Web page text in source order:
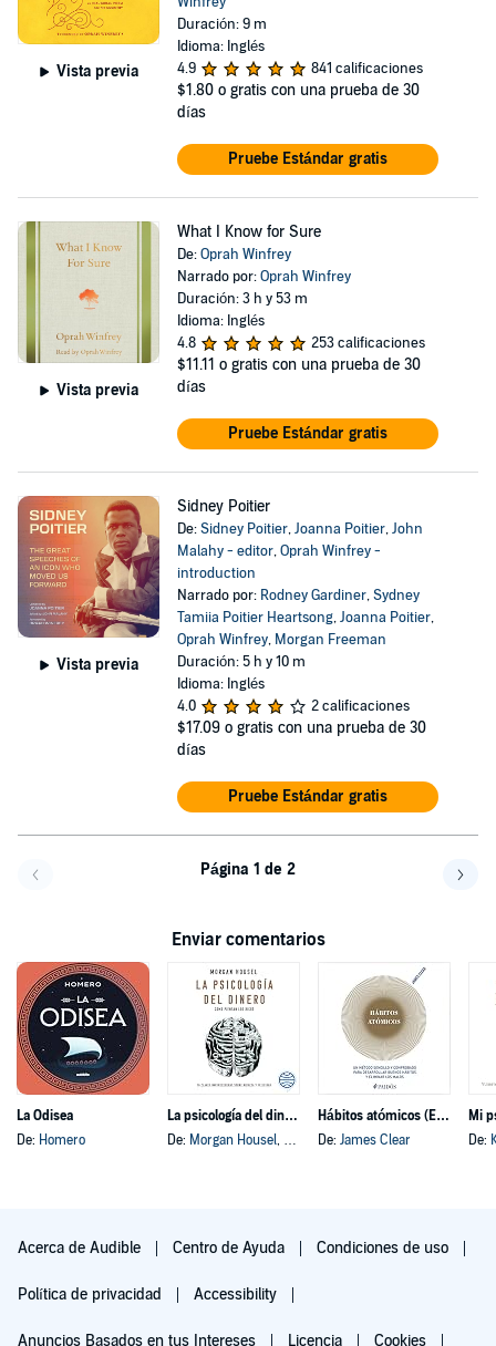
Vista previa
Duración: 9 m
Idioma: Inglés
4.9
841 calificaciones
$1.80 o gratis con una prueba de 30
días
Pruebe Estándar gratis
Vista previa
What I Know for Sure
De:Oprah Winfrey
Narrado por:Oprah Winfrey
Duración: 3 h y 53 m
Idioma: Inglés
4.8
253 calificaciones
$11.11 o gratis con una prueba de 30
días
Pruebe Estándar gratis
Vista previa
Sidney Poitier
De:Sidney Poitier,Joanna Poitier,John
Malahy - editor,Oprah Winfrey -
introduction
Narrado por: Rodney Gardiner,Sydney
Tamiia Poitier Heartsong,Joanna Poitier,
Oprah Winfrey, Morgan Freeman
Duración: 5 h y 10 m
Idioma: Inglés
4.0
2 calificaciones
$17.09 o gratis con una prueba de 30
días
Pruebe Estándar gratis
Página 1 de 2
Enviar comentarios
La Odisea
De: Homero
La psicología del dinero
De: Morgan Housel, y otros
Hábitos atómicos (Español neutro)
De: James Clear
Mi
De:
Acerca de Audible Centro de Ayuda Condiciones de uso
Política de privacidad Accessibility
Anuncios Basados en tus Intereses Licencia Cookies